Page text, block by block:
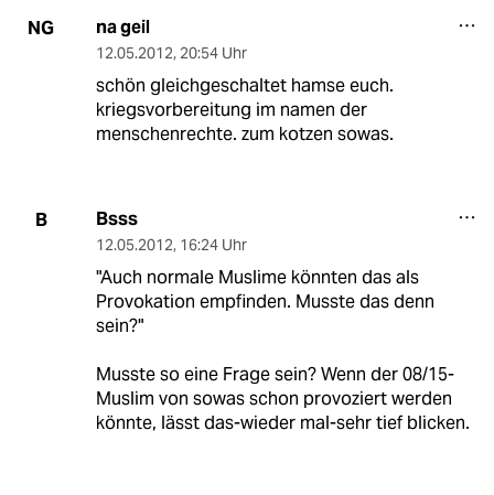
NG na geil
12.05.2012, 20:54 Uhr
schön gleichgeschaltet hamse euch.
kriegsvorbereitung im namen der
menschenrechte. zum kotzen sowas.
B Bsss
12.05.2012, 16:24 Uhr
"Auch normale Muslime könnten das als
Provokation empfinden. Musste das denn
sein?"
Musste so eine Frage sein? Wenn der 08/15-
Muslim von sowas schon provoziert werden
könnte, lässt das-wieder mal-sehr tief blicken.